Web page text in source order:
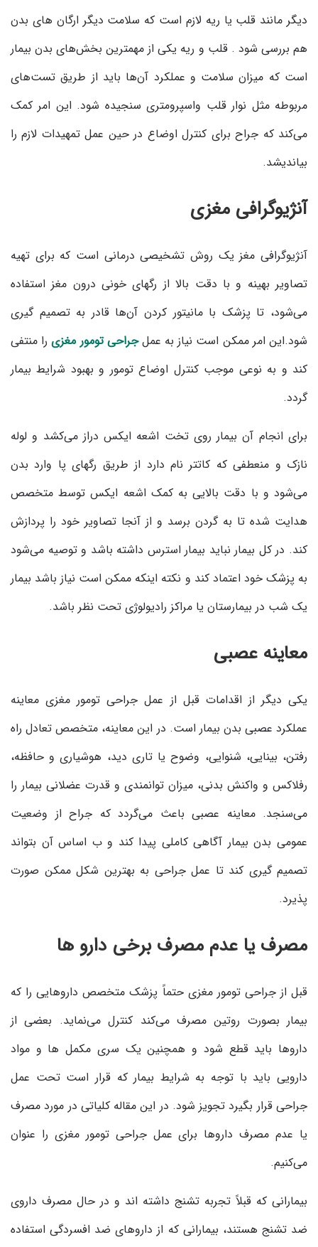
دیگر مانند قلب یا ریه لازم است که سلامت دیگر ارگان های بدن
هم بررسی شود . قلب و ریه یکی از مهمترین بخش‌های بدن بیمار
است که میزان سلامت و عملکرد آن‌ها باید از طریق تست‌های
مربوطه مثل نوار قلب واسپرومتری سنجیده شود. این امر کمک
می‌کند که جراح برای کنترل اوضاع در حین عمل تمهیدات لازم را
بیاندیشد.
آنژیوگرافی مغزی
آنژیوگرافی مغز یک روش تشخیصی درمانی است که برای تهیه
تصاویر بهینه و با دقت بالا از رگهای خونی درون مغز استفاده
می‌شود، تا پزشک با مانیتور کردن آن‌ها قادر به تصمیم گیری
شود.این امر ممکن است نیاز به عملجراحی تومور مغزیرا منتفی
کند و به نوعی موجب کنترل اوضاع تومور و بهبود شرایط بیمار
گردد.
برای انجام آن بیمار روی تخت اشعه ایکس دراز می‌کشد و لوله
نازک و منعطفی که کاتتر نام دارد از طریق رگهای پا وارد بدن
می‌شود و با دقت بالایی به کمک اشعه ایکس توسط متخصص
هدایت شده تا به گردن برسد و از آنجا تصاویر خود را پردازش
کند. در کل بیمار نباید بیمار استرس داشته باشد و توصیه می‌شود
به پزشک خود اعتماد کند و نکته اینکه ممکن است نیاز باشد بیمار
یک شب در بیمارستان یا مراکز رادیولوژی تحت نظر باشد.
معاینه عصبی
یکی دیگر از اقدامات قبل از عمل جراحی تومور مغزی معاینه
عملکرد عصبی بدن بیمار است. در این معاینه، متخصص تعادل راه
رفتن، بینایی، شنوایی، وضوح یا تاری دید، هوشیاری و حافظه،
رفلاکس و واکنش بدنی، میزان توانمندی و قدرت عضلانی بیمار را
می‌سنجد. معاینه عصبی باعث می‌گردد که جراح از وضعیت
عمومی بدن بیمار آگاهی کاملی پیدا کند و ب اساس آن بتواند
تصمیم گیری کند تا عمل جراحی به بهترین شکل ممکن صورت
پذیرد.
مصرف یا عدم مصرف برخی دارو ها
قبل از جراحی تومور مغزی حتماً پزشک متخصص داروهایی را که
بیمار بصورت روتین مصرف می‌کند کنترل می‌نماید. بعضی از
داروها باید قطع شود و همچنین یک سری مکمل ها و مواد
دارویی باید با توجه به شرایط بیمار که قرار است تحت عمل
جراحی قرار بگیرد تجویز شود. در این مقاله کلیاتی در مورد مصرف
یا عدم مصرف داروها برای عمل جراحی تومور مغزی را عنوان
می‌کنیم.
بیمارانی که قبلاً تجربه تشنج داشته اند و در حال مصرف داروی
ضد تشنج هستند، بیمارانی که از داروهای ضد افسردگی استفاده